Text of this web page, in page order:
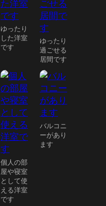
ゆったり
した洋室
です
ゆったり
過ごせる
居間です
個人の部
屋や寝室
として使
える洋室
です
バルコニ
ーがあり
ます